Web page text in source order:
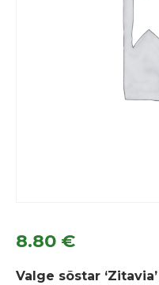
8.80 €
Valge sõstar